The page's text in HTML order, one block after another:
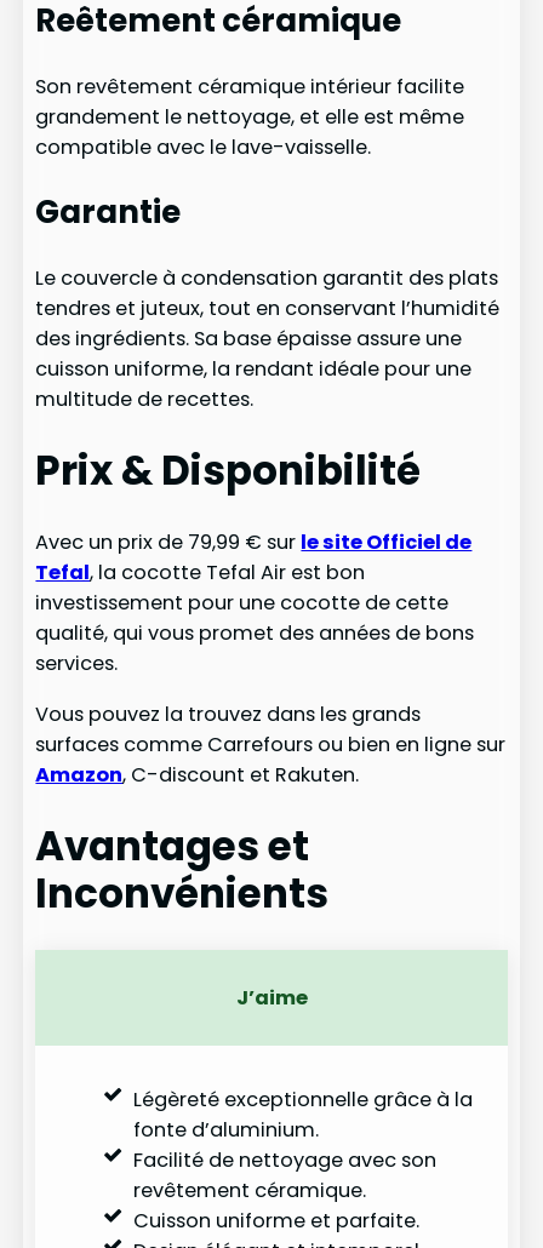
Reêtement céramique
Son revêtement céramique intérieur facilite
grandement le nettoyage, et elle est même
compatible avec le lave-vaisselle.
Garantie
Le couvercle à condensation garantit des plats
tendres et juteux, tout en conservant l’humidité
des ingrédients. Sa base épaisse assure une
cuisson uniforme, la rendant idéale pour une
multitude de recettes.
Prix & Disponibilité
Avec un prix de 79,99 € sur le site Officiel de
Tefal, la cocotte Tefal Air est bon
investissement pour une cocotte de cette
qualité, qui vous promet des années de bons
services.
Vous pouvez la trouvez dans les grands
surfaces comme Carrefours ou bien en ligne sur
Amazon, C-discount et Rakuten.
Avantages et
Inconvénients
J’aime
Légèreté exceptionnelle grâce à la
fonte d’aluminium.
Facilité de nettoyage avec son
revêtement céramique.
Cuisson uniforme et parfaite.